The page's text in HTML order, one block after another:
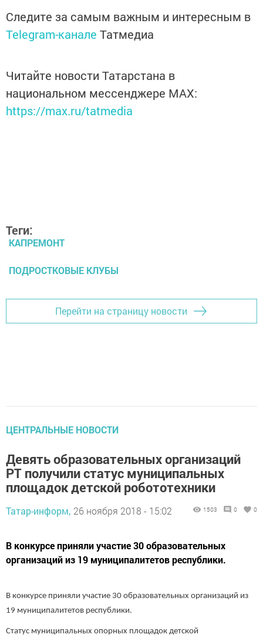
Следите за самым важным и интересным в
Telegram-канале Татмедиа
Читайте новости Татарстана в
национальном мессенджере MАХ:
https://max.ru/tatmedia
Теги:
КАПРЕМОНТ
ПОДРОСТКОВЫЕ КЛУБЫ
Перейти на страницу новости
ЦЕНТРАЛЬНЫЕ НОВОСТИ
Девять образовательных организаций
РТ получили статус муниципальных
площадок детской робототехники
Татар-информ, 26 ноября 2018 - 15:02 1503 0 0
В конкурсе приняли участие 30 образовательных
организаций из 19 муниципалитетов республики.
В конкурсе приняли участие 30 образовательных организаций из
19 муниципалитетов республики.
Статус муниципальных опорных площадок детской